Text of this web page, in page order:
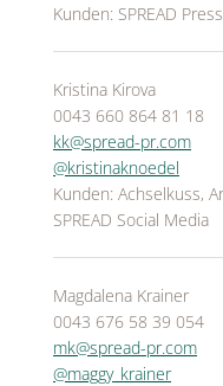
Kunden: SPREAD
Kristina Kirova
0043 660 864 81 18
kk@spread-pr.com
@kristinaknoedel
Kunden: Achselkuss,
SPREAD Social Media
Magdalena Krainer
0043 676 58 39 054
mk@spread-pr.com
@maggy_krainer